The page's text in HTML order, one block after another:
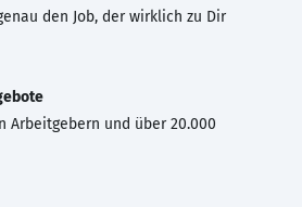
den Job, der wirklich zu Dir
Arbeitgebern und über 20.000